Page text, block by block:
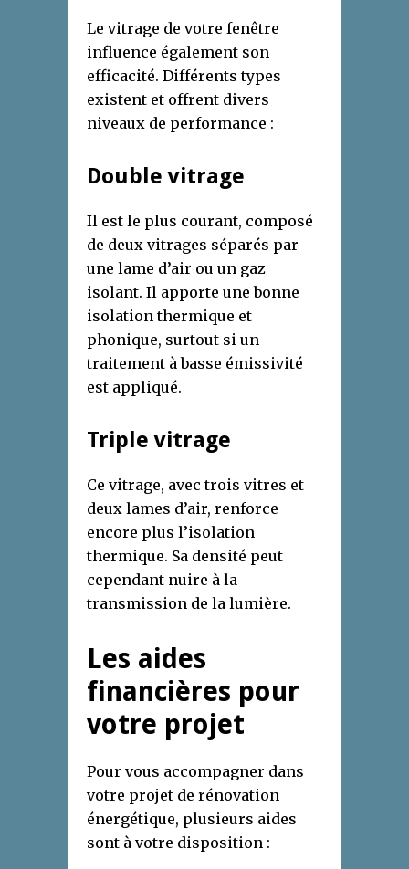
Le vitrage de votre fenêtre
influence également son
efficacité. Différents types
existent et offrent divers
niveaux de performance :
Double vitrage
Il est le plus courant, composé
de deux vitrages séparés par
une lame d’air ou un gaz
isolant. Il apporte une bonne
isolation thermique et
phonique, surtout si un
traitement à basse émissivité
est appliqué.
Triple vitrage
Ce vitrage, avec trois vitres et
deux lames d’air, renforce
encore plus l’isolation
thermique. Sa densité peut
cependant nuire à la
transmission de la lumière.
Les aides
financières pour
votre projet
Pour vous accompagner dans
votre projet de rénovation
énergétique, plusieurs aides
sont à votre disposition :